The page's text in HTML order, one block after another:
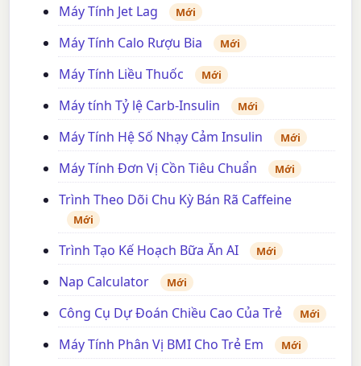
Máy Tính Jet Lag Mới
Máy Tính Calo Rượu Bia Mới
Máy Tính Liều Thuốc Mới
Máy tính Tỷ lệ Carb-Insulin Mới
Máy Tính Hệ Số Nhạy Cảm Insulin Mới
Máy Tính Đơn Vị Cồn Tiêu Chuẩn Mới
Trình Theo Dõi Chu Kỳ Bán Rã Caffeine
Mới
Trình Tạo Kế Hoạch Bữa Ăn AI Mới
Nap Calculator Mới
Công Cụ Dự Đoán Chiều Cao Của Trẻ Mới
Máy Tính Phân Vị BMI Cho Trẻ Em Mới